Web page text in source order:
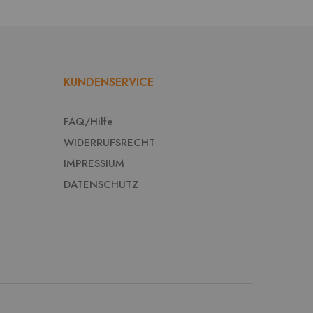
KUNDENSERVICE
FAQ/Hilfe
WIDERRUFSRECHT
IMPRESSIUM
DATENSCHUTZ